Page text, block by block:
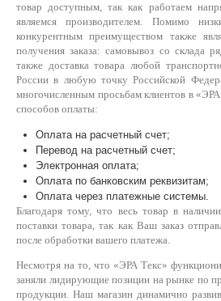
товар доступным, так как работаем
являемся производителем. Помимо
конкурентным преимуществом также
получения заказа: самовывоз со склада
также доставка товара любой
России в любую точку Российской
многочисленным просьбам клиентов в «ЭРА
способов оплаты:
Оплата на расчетный счет;
Перевод на расчетный счет;
Электронная оплата;
Оплата по банковским реквизитам;
Оплата через платежные системы.
Благодаря тому, что весь товар в
поставки товара, так как Ваш заказ
после обработки вашего платежа.
Несмотря на то, что «ЭРА Текс»
заняли лидирующие позиции на рынке по
продукции. Наш магазин динамично